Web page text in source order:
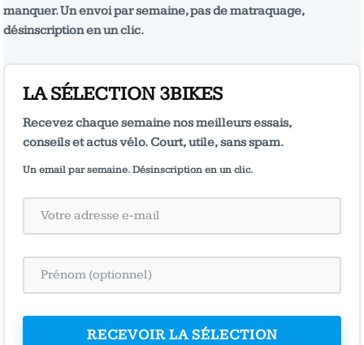
manquer. Un envoi par semaine, pas de matraquage,
désinscription en un clic.
LA SÉLECTION 3BIKES
Recevez chaque semaine nos meilleurs essais,
conseils et actus vélo. Court, utile, sans spam.
Un email par semaine. Désinscription en un clic.
RECEVOIR LA SÉLECTION